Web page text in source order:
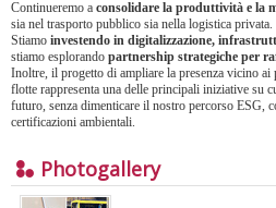
Continueremo a consolidare la produttività e la
sia nel trasporto pubblico sia nella logistica privata.
Stiamo investendo in digitalizzazione,
stiamo esplorando partnership strategiche per
Inoltre, il progetto di ampliare la presenza vicino
flotte rappresenta una delle principali iniziative su
futuro, senza dimenticare il nostro percorso ESG,
certificazioni ambientali.
Photogallery